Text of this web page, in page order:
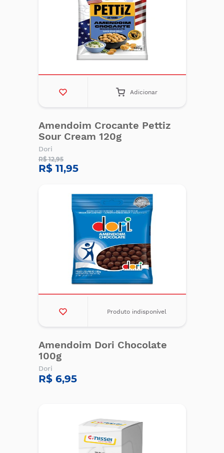
Adicionar
Amendoim Crocante Pettiz
Sour Cream 120g
Dori
R$ 12,95
R$ 11,95
Produto indisponível
Amendoim Dori Chocolate
100g
Dori
R$ 6,95